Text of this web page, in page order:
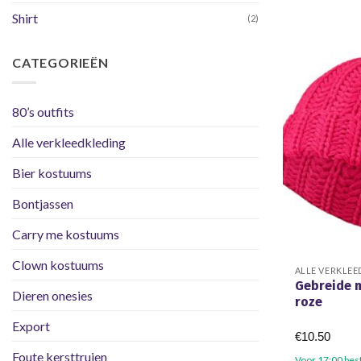
Shirt (2)
CATEGORIEËN
80’s outfits
Alle verkleedkleding
Bier kostuums
Bontjassen
Carry me kostuums
Clown kostuums
Dieren onesies
Export
Foute kersttruien
ALLE
Gebreide
roze
€10.50